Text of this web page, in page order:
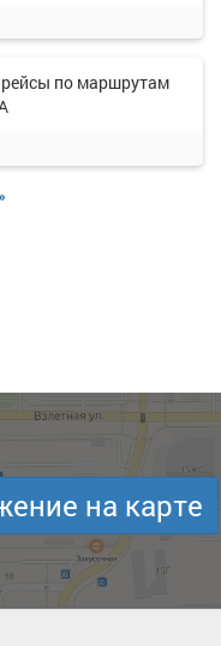
рейсы по маршрутам
на карте